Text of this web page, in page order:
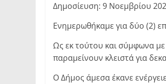
Δημοσίευση: 9 Νοεμβρίου
Ενημερωθήκαμε για δύο (2)
Ως εκ τούτου και σύμφωνα με
παραμείνουν κλειστά για
Ο Δήμος άμεσα έκανε